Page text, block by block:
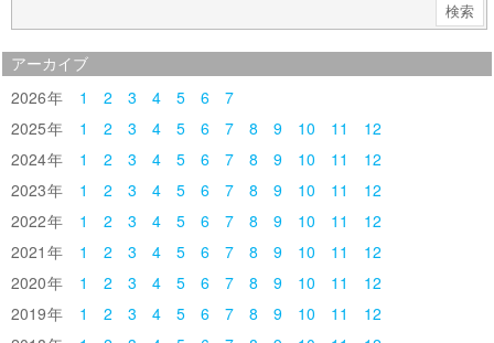
アーカイブ
2026 1 2 3 4 5 6
7
2025
1 2 3 4 5 6 7 8 9 10 11
12
2024
1 2 3 4 5 6 7 8 9 10 11
12
2023
1 2 3 4 5 6 7 8 9 10 11
12
2022
1 2 3 4 5 6 7 8 9 10 11
12
2021
1 2 3 4 5 6 7 8 9 10 11
12
2020
1 2 3 4 5 6 7 8 9 10 11
12
2019
1 2 3 4 5 6 7 8 9 10 11
12